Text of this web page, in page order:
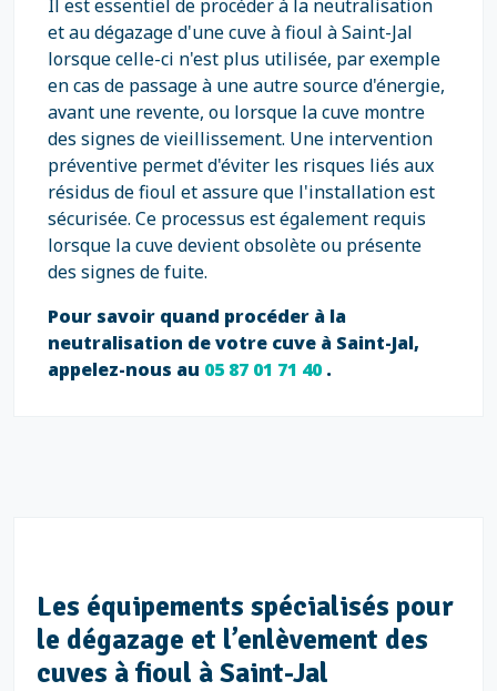
Il est essentiel de procéder à la neutralisation
et au dégazage d'une cuve à fioul à Saint-Jal
lorsque celle-ci n'est plus utilisée, par exemple
en cas de passage à une autre source d'énergie,
avant une revente, ou lorsque la cuve montre
des signes de vieillissement. Une intervention
préventive permet d'éviter les risques liés aux
résidus de fioul et assure que l'installation est
sécurisée. Ce processus est également requis
lorsque la cuve devient obsolète ou présente
des signes de fuite.
Pour savoir quand procéder à la
neutralisation de votre cuve à Saint-Jal,
appelez-nous au 05 87 01 71 40.
Les équipements spécialisés pour
le dégazage et l’enlèvement des
cuves à fioul à Saint-Jal